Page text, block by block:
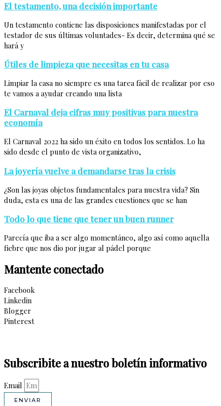
El testamento, una decisión importante
Un testamento contiene las disposiciones manifestadas por el
testador de sus últimas voluntades- Es decir, determina qué se
hará y
Útiles de limpieza que necesitas en tu casa
Limpiar la casa no siempre es una tarea fácil de realizar por eso
te vamos a ayudar creando una lista
El Carnaval deja cifras muy positivas para nuestra
economía
El Carnaval 2022 ha sido un éxito en todos los sentidos. Lo ha
sido desde el punto de vista organizativo,
La joyería vuelve a demandarse tras la crisis
¿Son las joyas objetos fundamentales para nuestra vida? Sin
duda, esta es una de las grandes cuestiones que se han
Todo lo que tiene que tener un buen runner
Parecía que iba a ser algo momentáneo, algo así como aquella
fiebre que nos dio por jugar al pádel porque
Mantente conectado
Facebook
Linkedin
Blogger
Pinterest
Subscribite a nuestro boletín informativo
Email
ENVIAR